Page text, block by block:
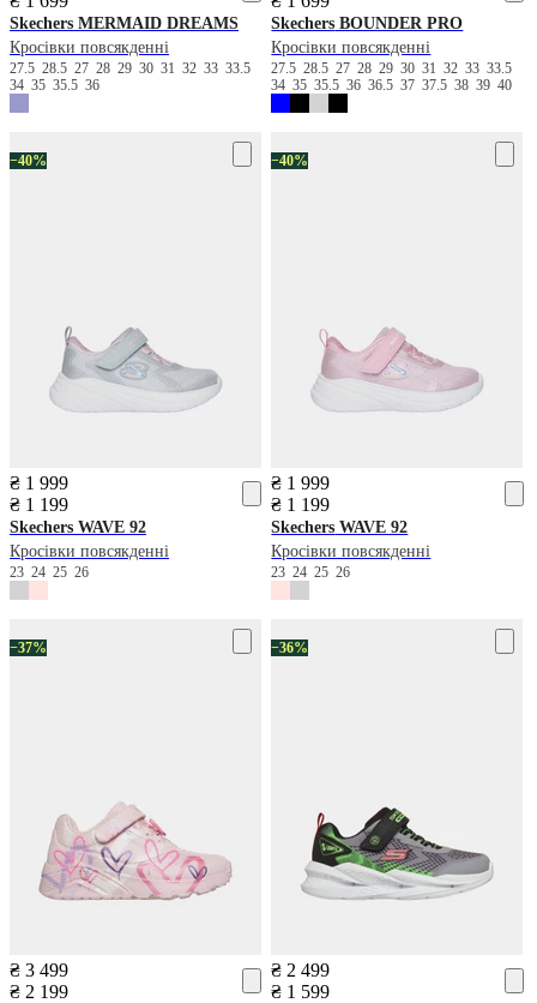
Skechers MERMAID DREAMS
Кросівки повсякденні
27.5 28.5 27 28 29 30 31 32 33 33.5
34 35 35.5 36
Skechers BOUNDER PRO
Кросівки повсякденні
27.528.52728293031323333.5
343535.53636.53737.5383940
−40%
₴ 1 999
₴ 1 199
Skechers WAVE 92
Кросівки повсякденні
23 24 25 26
−40%
₴ 1 999
₴ 1 199
Skechers WAVE 92
Кросівки повсякденні
23242526
−37%
₴ 3 499
₴ 2 199
−36%
₴ 2 499
₴ 1 599